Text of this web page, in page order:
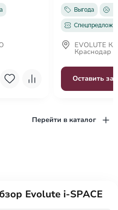
сиденья пассажира
Выгода
Оставить
EVOLUTE
Краснодар
Перейти в каталог
Evolute i-SPACE